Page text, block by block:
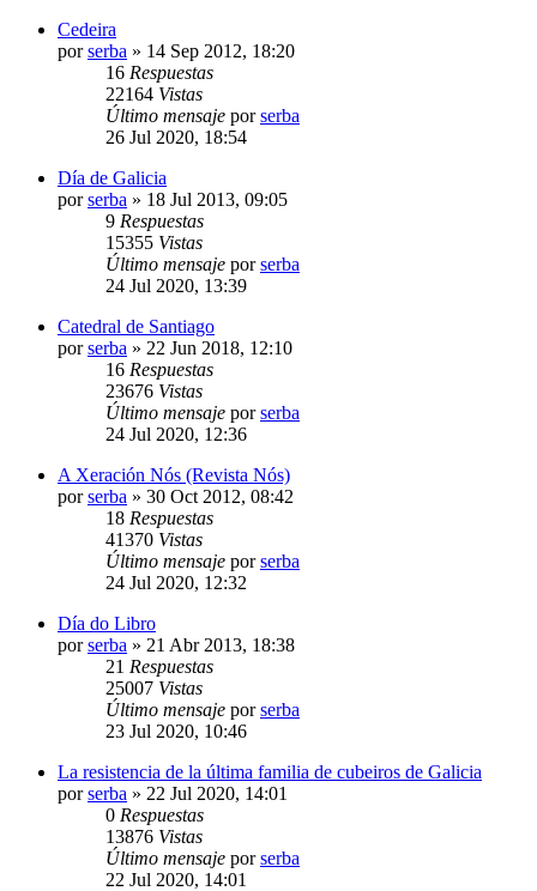
Cedeira
porserba » 14 Sep 2012, 18:20
16 Respuestas
22164 Vistas
Último mensaje porserba
26 Jul 2020, 18:54
Día de Galicia
porserba » 18 Jul 2013, 09:05
9 Respuestas
15355 Vistas
Último mensaje porserba
24 Jul 2020, 13:39
Catedral de Santiago
porserba » 22 Jun 2018, 12:10
16 Respuestas
23676 Vistas
Último mensaje porserba
24 Jul 2020, 12:36
A Xeración Nós (Revista Nós)
porserba » 30 Oct 2012, 08:42
18 Respuestas
41370 Vistas
Último mensaje porserba
24 Jul 2020, 12:32
Día do Libro
porserba » 21 Abr 2013, 18:38
21 Respuestas
25007 Vistas
Último mensaje porserba
23 Jul 2020, 10:46
La resistencia de la última familia de cubeiros de Galicia
porserba » 22 Jul 2020, 14:01
0 Respuestas
13876 Vistas
Último mensaje porserba
22 Jul 2020, 14:01